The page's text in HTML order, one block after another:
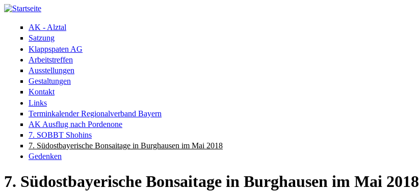
Direkt zum Inhalt
AK - Alztal
Satzung
Klappspaten AG
Arbeitstreffen
Ausstellungen
Gestaltungen
Kontakt
Links
Terminkalender Regionalverband Bayern
AK Ausflug nach Pordenone
7. SOBBT Shohins
7. Südostbayerische Bonsaitage in Burghausen im Mai 2018
Gedenken
7. Südostbayerische Bonsaitage in Burghausen im Mai 2018